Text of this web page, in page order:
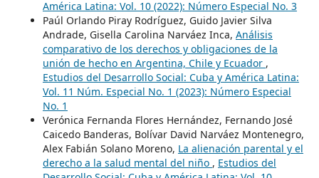
América Latina: Vol. 10 (2022): Número Especial No. 3
Paúl Orlando Piray Rodríguez, Guido Javier Silva
Andrade, Gisella Carolina Narváez Inca, Análisis
comparativo de los derechos y obligaciones de la
unión de hecho en Argentina, Chile y Ecuador ,
Estudios del Desarrollo Social: Cuba y América Latina:
Vol. 11 Núm. Especial No. 1 (2023): Número Especial
No. 1
Verónica Fernanda Flores Hernández, Fernando José
Caicedo Banderas, Bolívar David Narváez Montenegro,
Alex Fabián Solano Moreno, La alienación parental y el
derecho a la salud mental del niño , Estudios del